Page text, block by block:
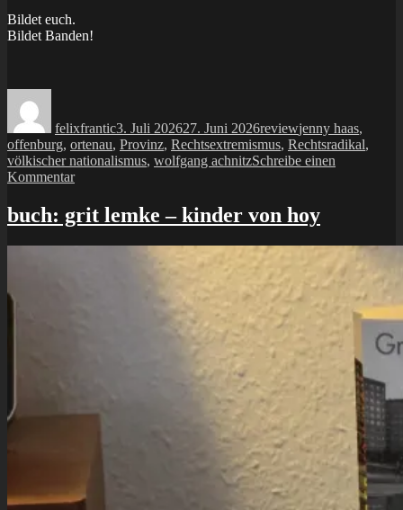
Bildet euch.
Bildet Banden!
felixfrantic3. Juli 202627. Juni 2026reviewjenny haas,
offenburg, ortenau, Provinz, Rechtsextremismus, Rechtsradikal,
völkischer nationalismus, wolfgang achnitzSchreibe einen
Kommentarzu
wolfgang
achnitz
buch: grit lemke – kinder von hoy